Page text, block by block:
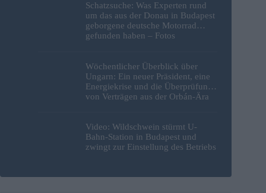
Schatzsuche: Was Experten rund
um das aus der Donau in Budapest
geborgene deutsche Motorrad
gefunden haben – Fotos
Wöchentlicher Überblick über
Ungarn: Ein neuer Präsident, eine
Energiekrise und die Überprüfung
von Verträgen aus der Orbán-Ära
Video: Wildschwein stürmt U-
Bahn-Station in Budapest und
zwingt zur Einstellung des Betriebs